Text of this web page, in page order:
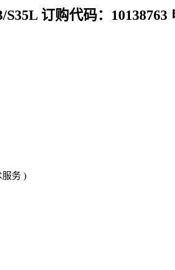
订购代码：10138763
服务 )